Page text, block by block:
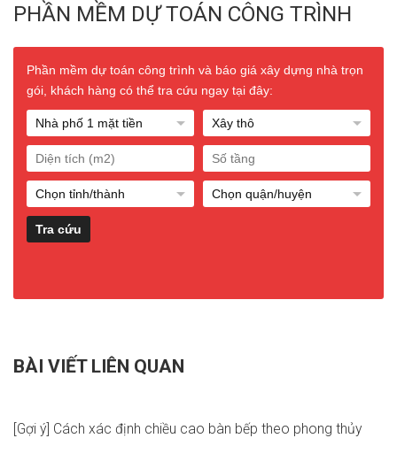
PHẦN MỀM DỰ TOÁN CÔNG TRÌNH
Phần mềm dự toán công trình và báo giá xây dựng nhà trọn
gói, khách hàng có thể tra cứu ngay tại đây:
BÀI VIẾT LIÊN QUAN
[Gợi ý] Cách xác định chiều cao bàn bếp theo phong thủy